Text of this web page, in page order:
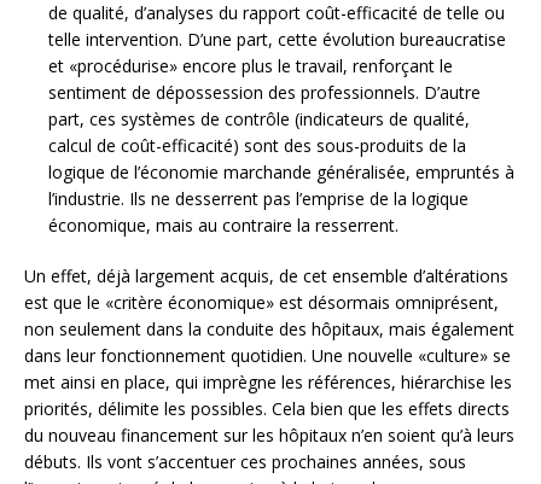
de qualité, d’analyses du rapport coût-efficacité de telle ou
telle intervention. D’une part, cette évolution bureaucratise
et «procédurise» encore plus le travail, renforçant le
sentiment de dépossession des professionnels. D’autre
part, ces systèmes de contrôle (indicateurs de qualité,
calcul de coût-efficacité) sont des sous-produits de la
logique de l’économie marchande généralisée, empruntés à
l’industrie. Ils ne desserrent pas l’emprise de la logique
économique, mais au contraire la resserrent.
Un effet, déjà largement acquis, de cet ensemble d’altérations
est que le «critère économique» est désormais omniprésent,
non seulement dans la conduite des hôpitaux, mais également
dans leur fonctionnement quotidien. Une nouvelle «culture» se
met ainsi en place, qui imprègne les références, hiérarchise les
priorités, délimite les possibles. Cela bien que les effets directs
du nouveau financement sur les hôpitaux n’en soient qu’à leurs
débuts. Ils vont s’accentuer ces prochaines années, sous